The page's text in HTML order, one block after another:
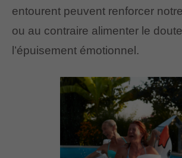
entourent peuvent renforcer
ou au contraire alimenter le
l’épuisement émotionnel.